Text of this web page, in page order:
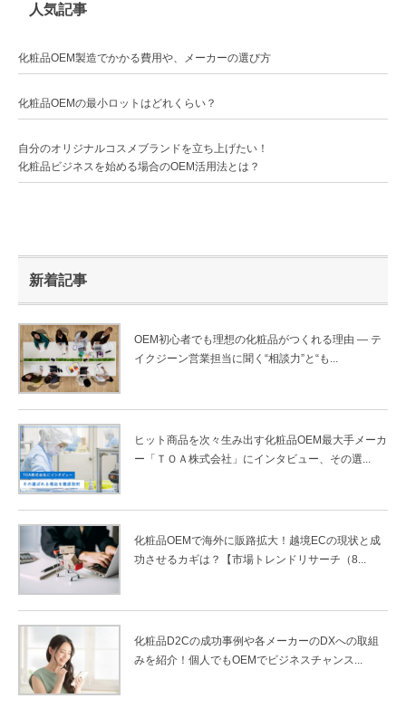
人気記事
化粧品OEM製造でかかる費用や、メーカーの選び方
化粧品OEMの最小ロットはどれくらい？
自分のオリジナルコスメブランドを立ち上げたい！
化粧品ビジネスを始める場合のOEM活用法とは？
新着記事
OEM初心者でも理想の化粧品がつくれる理由 ― テ
イクジーン営業担当に聞く“相談力”と“も...
ヒット商品を次々生み出す化粧品OEM最大手メーカ
ー「ＴＯＡ株式会社」にインタビュー、その選...
化粧品OEMで海外に販路拡大！越境ECの現状と成
功させるカギは？【市場トレンドリサーチ（8...
化粧品D2Cの成功事例や各メーカーのDXへの取組
みを紹介！個人でもOEMでビジネスチャンス...